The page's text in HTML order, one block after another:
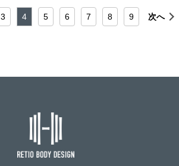
3 4 5 6 7 8 9 次へ